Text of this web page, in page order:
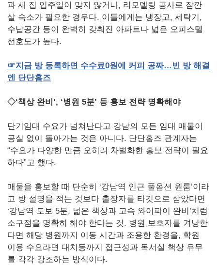
과 새 집 입주일이 맞지 않거나, 리모델링 공사로 잠깐
살 숙소가 필요한 경우다. 이들에게는 냉장고, 세탁기,
수납공간 등이 완벽히 갖춰진 아파트나 넓은 오피스텔
선호도가 높다.
☞지금 방 등록하면 수수료0원에 커피 공짜…빈 방 해결
엔 단단홈즈
◇‘책상 완비’, ‘병원 5분’ 등 홍보 전략 명확해야
단기임대 수요가 넘쳐난다고 강남의 모든 임대 매물이
공실 없이 돌아가는 것은 아니다. 단단홈즈 관계자는
“수요가 다양한 만큼 오히려 차별화한 홍보 전략이 필요
하다”고 했다.
매물을 홍보할 때 단순히 ‘강남역 인근 풀옵션 원룸’이라
고 방 설명을 적는 것보다 출장자를 타깃으로 삼았다면
‘강남역 도보 5분, 넓은 책상과 고속 와이파이 완비’처럼
소구점을 명확히 해야 한다는 것. 병원 보호자를 겨냥한
다면 해당 병원까지 이동 시간과 조용한 환경을, 학원
이용 수요라면 대치동까지 접근성과 독서실 책상 유무
를 각각 강조하는 방식이다.